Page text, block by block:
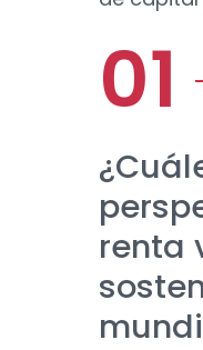
renta